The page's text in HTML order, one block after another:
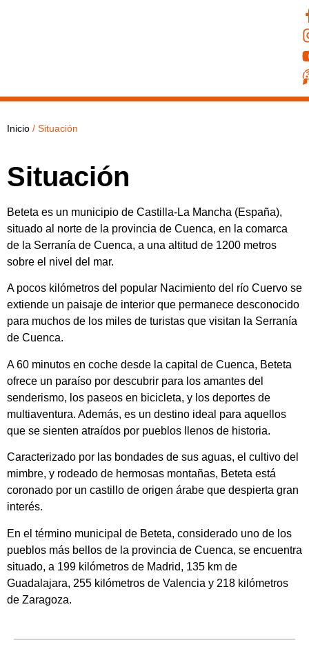
Inicio / Situación
Situación
Beteta es un municipio de Castilla-La Mancha (España),
situado al norte de la provincia de Cuenca, en la comarca
de la Serranía de Cuenca, a una altitud de 1200 metros
sobre el nivel del mar.
A pocos kilómetros del popular Nacimiento del río Cuervo se
extiende un paisaje de interior que permanece desconocido
para muchos de los miles de turistas que visitan la Serranía
de Cuenca.
A 60 minutos en coche desde la capital de Cuenca, Beteta
ofrece un paraíso por descubrir para los amantes del
senderismo, los paseos en bicicleta, y los deportes de
multiaventura. Además, es un destino ideal para aquellos
que se sienten atraídos por pueblos llenos de historia.
Caracterizado por las bondades de sus aguas, el cultivo del
mimbre, y rodeado de hermosas montañas, Beteta está
coronado por un castillo de origen árabe que despierta gran
interés.
En el término municipal de Beteta, considerado uno de los
pueblos más bellos de la provincia de Cuenca, se encuentra
situado, a 199 kilómetros de Madrid, 135 km de
Guadalajara, 255 kilómetros de Valencia y 218 kilómetros
de Zaragoza.